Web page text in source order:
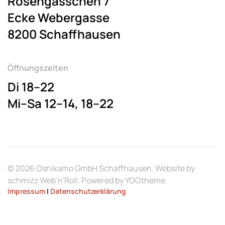
Ecke Webergasse
8200 Schaffhausen
Öffnungszeiten
Di 18–22
Mi–Sa 12–14, 18–22
©2026Oshikamo GmbH Schaffhausen. Website by
schmizz Web’n’Roll. Powered byYOOtheme.
Impressum | Datenschutzerklärung